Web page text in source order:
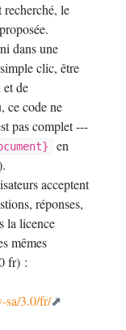
recherché, le
dans une
clic, être
et de
ce code ne
pas complet ---
en
acceptent
réponses,
la licence
mêmes
fr) :
sa/3.0/fr/